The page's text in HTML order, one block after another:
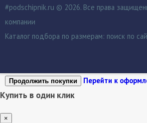
#podschipnik.ru © 2026. Все права
компании
Каталог подбора по размерам: поиск по
Продолжить покупки Перейти к
Купить в один клик
×